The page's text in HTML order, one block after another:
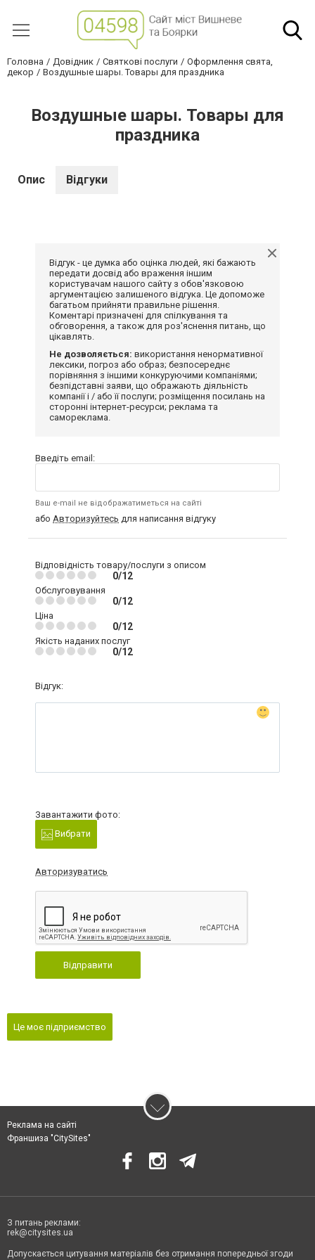
Головна Довідник Святкові послуги
Оформлення свята,
декор
Воздушные шары. Товары для праздника
Воздушные шары. Товары для
праздника
Опис Відгуки
Відгук - це думка або оцінка людей, які бажають
передати досвід або враження іншим
користувачам нашого сайту з обов'язковою
аргументацією залишеного відгука. Це допоможе
багатьом прийняти правильне рішення.
Коментарі призначені для спілкування та
обговорення, а також для роз'яснення питань, що
цікавлять.
Не дозволяється: використання ненормативної
лексики, погроз або образ; безпосереднє
порівняння з іншими конкуруючими компаніями;
безпідставні заяви, що ображають діяльність
компанії і / або її послуги; розміщення посилань на
сторонні інтернет-ресурси; реклама та
самореклама.
Введіть email:
Ваш e-mail не відображатиметься на сайті
або Авторизуйтесь для написання відгуку
Відповідність товару/послуги з описом
0/12
Обслуговування
0/12
Ціна
0/12
Якість наданих послуг
0/12
Відгук:
Завантажити фото:
Вибрати
Авторизуватись
Відправити
Це моє підприємство
Реклама на сайті
Франшиза "CitySites"
З питань реклами:
rek@citysites.ua
Допускається цитування матеріалів без отримання попередньої згоди